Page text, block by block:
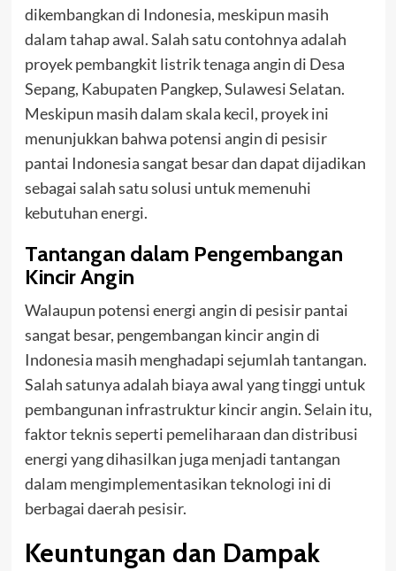
dikembangkan di Indonesia, meskipun masih
dalam tahap awal. Salah satu contohnya adalah
proyek pembangkit listrik tenaga angin di Desa
Sepang, Kabupaten Pangkep, Sulawesi Selatan.
Meskipun masih dalam skala kecil, proyek ini
menunjukkan bahwa potensi angin di pesisir
pantai Indonesia sangat besar dan dapat dijadikan
sebagai salah satu solusi untuk memenuhi
kebutuhan energi.
Tantangan dalam Pengembangan
Kincir Angin
Walaupun potensi energi angin di pesisir pantai
sangat besar, pengembangan kincir angin di
Indonesia masih menghadapi sejumlah tantangan.
Salah satunya adalah biaya awal yang tinggi untuk
pembangunan infrastruktur kincir angin. Selain itu,
faktor teknis seperti pemeliharaan dan distribusi
energi yang dihasilkan juga menjadi tantangan
dalam mengimplementasikan teknologi ini di
berbagai daerah pesisir.
Keuntungan dan Dampak